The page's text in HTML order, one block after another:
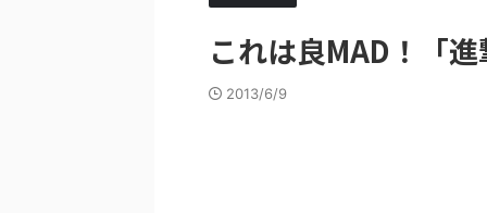
これは良MAD！「
2013/6/9